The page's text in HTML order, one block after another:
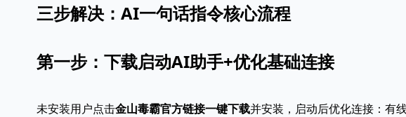
三步解决：AI一句话指令核心流程
第一步：下载启动AI助手+优化基础连接
未安装用户点击金山毒霸官方链接一键下载并安装，启动后优化连接：有